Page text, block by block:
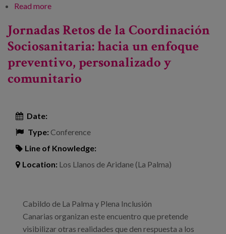
Read moreabout Senior Living Forum
Jornadas Retos de la Coordinación
Sociosanitaria: hacia un enfoque
preventivo, personalizado y
comunitario
Date:
Type:Conference
Line of Knowledge:
Location: Los Llanos de Aridane (La Palma)
Cabildo de La Palma y Plena Inclusión
Canarias organizan este encuentro que pretende
visibilizar otras realidades que den respuesta a los